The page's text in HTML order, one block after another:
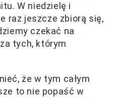
W niedzielę i
raz jeszcze zbiorą się,
czekać na
tych, którym
że w tym całym
to nie popaść w